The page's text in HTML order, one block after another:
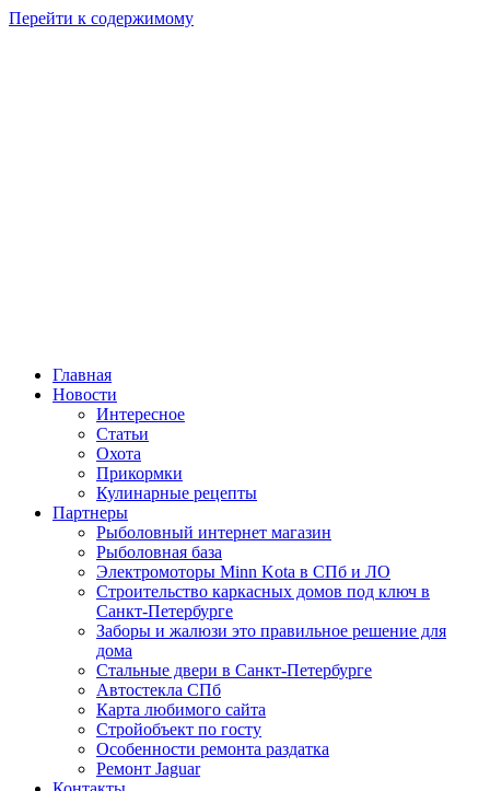
Перейти к содержимому
Главная
Новости
Интересное
Статьи
Охота
Прикормки
Кулинарные рецепты
Партнеры
Рыболовный интернет магазин
Рыболовная база
Электромоторы Minn Kota в СПб и ЛО
Строительство каркасных домов под ключ в
Санкт-Петербурге
Заборы и жалюзи это правильное решение для
дома
Стальные двери в Санкт-Петербурге
Автостекла СПб
Карта любимого сайта
Стройобъект по госту
Особенности ремонта раздатка
Ремонт Jaguar